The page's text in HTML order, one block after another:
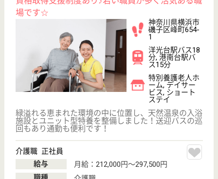
転職ノウハウ
介護転職お悩み相談室
介護業界給与データ
転職事例